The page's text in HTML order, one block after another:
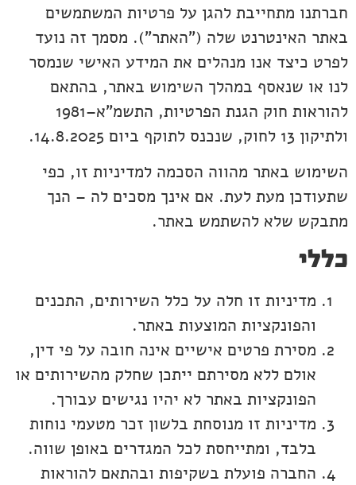
חברתנו מתחייבת להגן על פרטיות המשתמשים
באתר האינטרנט שלה ("האתר"). מסמך זה נועד
לפרט כיצד אנו מנהלים את המידע האישי שנמסר
לנו או שנאסף במהלך השימוש באתר, בהתאם
להוראות חוק הגנת הפרטיות, התשמ"א–1981
ולתיקון 13 לחוק, שנכנס לתוקף ביום 14.8.2025.
השימוש באתר מהווה הסכמה למדיניות זו, כפי
שתעודכן מעת לעת. אם אינך מסכים לה – הנך
מתבקש שלא להשתמש באתר.
כללי
מדיניות זו חלה על כלל השירותים, התכנים
והפונקציות המוצעות באתר.
מסירת פרטים אישיים אינה חובה על פי דין,
אולם ללא מסירתם ייתכן שחלק מהשירותים או
הפונקציות באתר לא יהיו נגישים עבורך.
מדיניות זו מנוסחת בלשון זכר מטעמי נוחות
בלבד, ומתייחסת לכל המגדרים באופן שווה.
החברה פועלת בשקיפות ובהתאם להוראות